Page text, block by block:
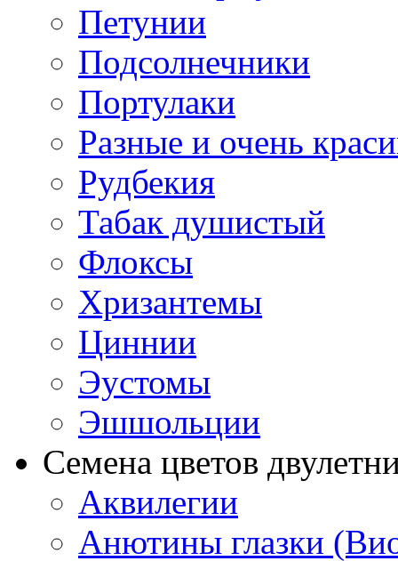
Петунии
Подсолнечники
Портулаки
Разные и очень
Рудбекия
Табак душистый
Флоксы
Хризантемы
Циннии
Эустомы
Эшшольции
Семена цветов
Аквилегии
Анютины глазки